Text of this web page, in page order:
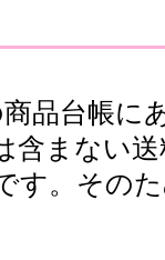
商品台帳
含まない
す。その